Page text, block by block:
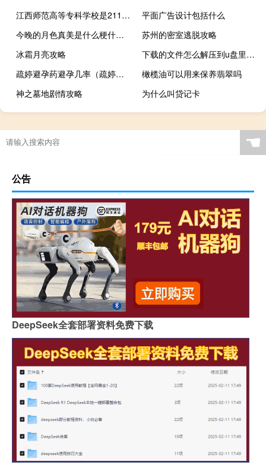
江西师范高等专科学校是211大学吗
平面广告设计包括什么
今晚的月色真美是什么梗什么梗
苏州的密室逃脱攻略
冰霜月亮攻略
下载的文件怎么解压到u盘里（下载的文件怎么解压）
疏婷避孕药避孕几率（疏婷避孕药）
橄榄油可以用来保养翡翠吗
神之墓地剧情攻略
为什么叫贷记卡
☚
公告
DeepSeek全套部署资料免费下载